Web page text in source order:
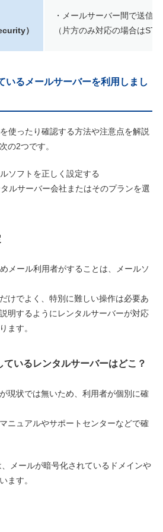
）
・メールサーバー間で送信
（片方のみ対応の場合は
いるメールサーバーを利用しまし
使ったり確認する方法や注意点を解説
の2つです。
ソフトを正しく設定する
ルサーバー会社またはそのプランを選
メール利用者がすることは、メールソ
けでよく、特別に難しい操作は必要あ
明するようにレンタルサーバーが対応
ます。
いるレンタルサーバーはどこ？
現状では無いため、利用者が個別に確
ニュアルやサポートセンターなどで確
メールが暗号化されているドメインや
ます。